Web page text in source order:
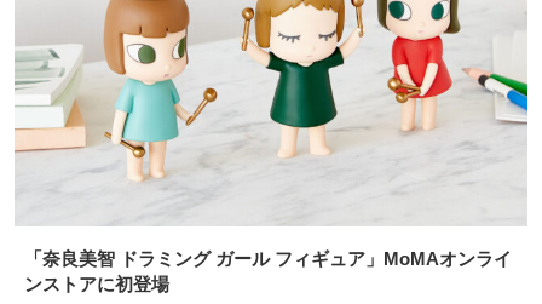
「奈良美智 ドラミング ガール フィギュア」MoMAオンライ
ンストアに初登場